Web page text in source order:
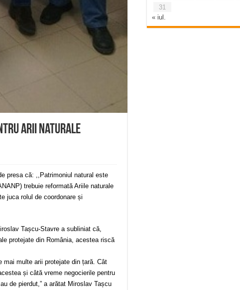
Arii Naturale
presa că: ,,Patrimoniul natural este
trebuie reformată Ariile naturale
juca rolul de coordonare și
Tașcu-Stavre a subliniat că,
protejate din România, acestea riscă
mai multe arii protejate din țară. Cât
și câtă vreme negocierile pentru
de pierdut,” a arătat Miroslav Tașcu
31
« iul.